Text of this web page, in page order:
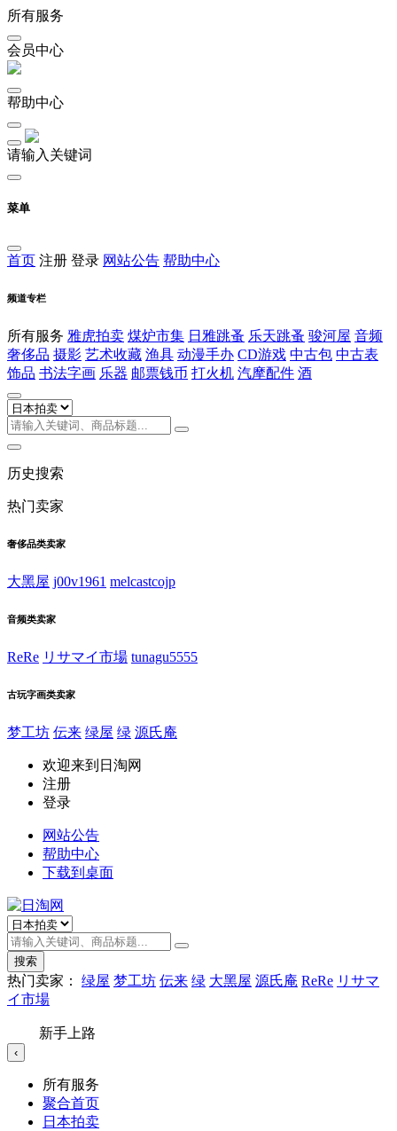
所有服务
会员中心
帮助中心
请输入关键词
菜单
首页 注册 登录 网站公告 帮助中心
频道专栏
所有服务 雅虎拍卖 煤炉市集 日雅跳蚤 乐天跳蚤 骏河屋 音频
奢侈品 摄影 艺术收藏 渔具 动漫手办 CD游戏 中古包 中古表
饰品 书法字画 乐器 邮票钱币 打火机 汽摩配件 酒
历史搜索
热门卖家
奢侈品类卖家
大黑屋 j00v1961 melcastcojp
音频类卖家
ReRe リサマイ市場 tunagu5555
古玩字画类卖家
梦工坊 伝来 绿屋 绿 源氏庵
欢迎来到日淘网
注册
登录
网站公告
帮助中心
下载到桌面
搜索
热门卖家： 绿屋 梦工坊 伝来 绿 大黑屋 源氏庵 ReRe リサマ
イ市場
新手上路
‹
所有服务
聚合首页
日本拍卖